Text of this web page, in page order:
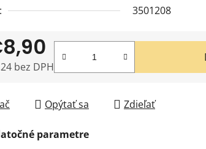
3501208
bez DPH
Opýtať sa Zdieľať
parametre